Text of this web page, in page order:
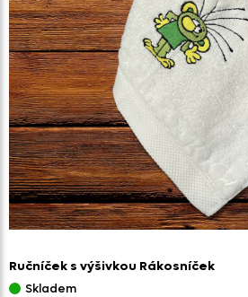
Ručníček s výšivkou Rákosníček
Skladem